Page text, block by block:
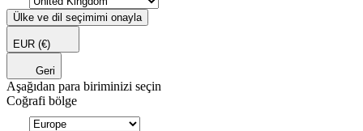
Ülke ve dil seçimimi onayla
EUR (€)
Geri
Aşağıdan para biriminizi seçin
Coğrafi bölge